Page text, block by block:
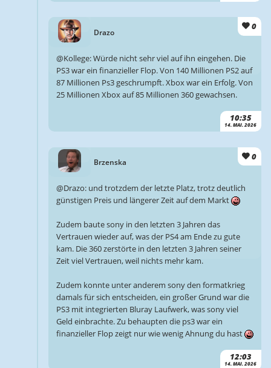
Drazo
0
10:35
14. MAI. 2026
@Kollege: Würde nicht sehr viel auf ihn eingehen. Die
PS3 war ein finanzieller Flop. Von 140 Millionen PS2 auf
87 Millionen Ps3 geschrumpft. Xbox war ein Erfolg. Von
25 Millionen Xbox auf 85 Millionen 360 gewachsen.
Brzenska
0
12:03
14. MAI. 2026
@Drazo: und trotzdem der letzte Platz, trotz deutlich
günstigen Preis und längerer Zeit auf dem Markt
Zudem baute sony in den letzten 3 Jahren das
Vertrauen wieder auf, was der PS4 am Ende zu gute
kam. Die 360 zerstörte in den letzten 3 Jahren seiner
Zeit viel Vertrauen, weil nichts mehr kam.
Zudem konnte unter anderem sony den formatkrieg
damals für sich entscheiden, ein großer Grund war die
PS3 mit integrierten Bluray Laufwerk, was sony viel
Geld einbrachte. Zu behaupten die ps3 war ein
finanzieller Flop zeigt nur wie wenig Ahnung du hast